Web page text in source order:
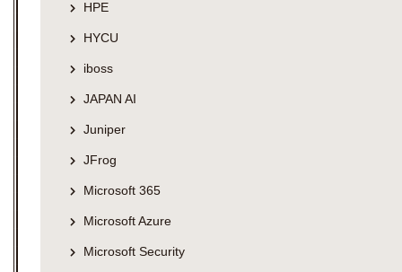
HPE
HYCU
iboss
JAPAN AI
Juniper
JFrog
Microsoft 365
Microsoft Azure
Microsoft Security